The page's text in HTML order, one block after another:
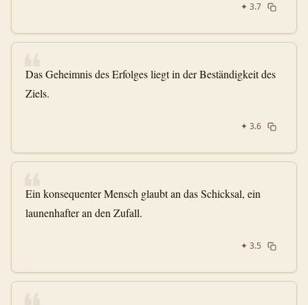
✦ 3.7
❝
Das Geheimnis des Erfolges liegt in der Beständigkeit des
Ziels.
✦ 3.6
❝
Ein konsequenter Mensch glaubt an das Schicksal, ein
launenhafter an den Zufall.
✦ 3.5